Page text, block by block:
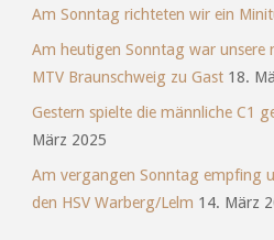
Am Sonntag richteten wir ein
Am heutigen Sonntag war unsere
MTV Braunschweig zu Gast 18.
Gestern spielte die männliche C1
März 2025
Am vergangen Sonntag empfing
den HSV Warberg/Lelm 14. März